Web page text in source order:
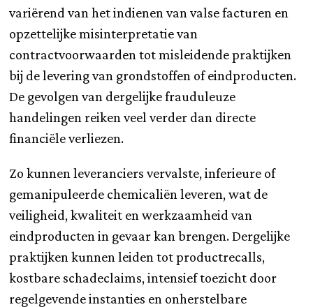
variërend van het indienen van valse facturen en
opzettelijke misinterpretatie van
contractvoorwaarden tot misleidende praktijken
bij de levering van grondstoffen of eindproducten.
De gevolgen van dergelijke frauduleuze
handelingen reiken veel verder dan directe
financiële verliezen.
Zo kunnen leveranciers vervalste, inferieure of
gemanipuleerde chemicaliën leveren, wat de
veiligheid, kwaliteit en werkzaamheid van
eindproducten in gevaar kan brengen. Dergelijke
praktijken kunnen leiden tot productrecalls,
kostbare schadeclaims, intensief toezicht door
regelgevende instanties en onherstelbare